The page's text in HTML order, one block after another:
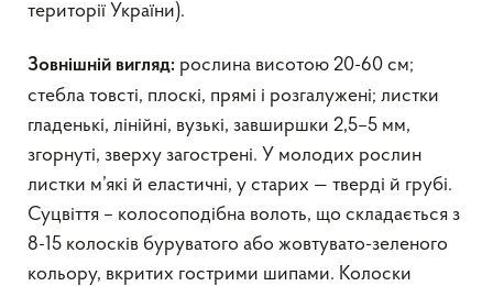
території України).
Зовнішній вигляд: рослина висотою 20-60 см;
стебла товсті, плоскі, прямі і розгалужені; листки
гладенькі, лінійні, вузькі, завширшки 2,5–5 мм,
згорнуті, зверху загострені. У молодих рослин
листки м’які й еластичні, у старих — тверді й грубі.
Суцвіття – колосоподібна волоть, що складається з
8-15 колосків буруватого або жовтувато-зеленого
кольору, вкритих гострими шипами. Колоски